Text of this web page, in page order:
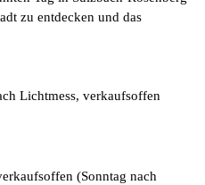
zu entdecken und das
Lichtmess, verkaufsoffen
(Sonntag nach